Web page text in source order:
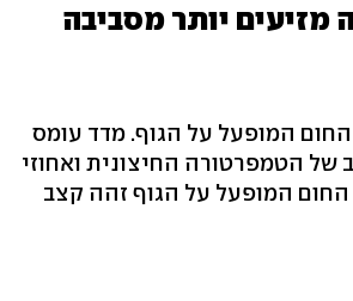
מזיעים יותר מסביבה
המופעל על הגוף. מדד עומס
של הטמפרטורה החיצונית ואחוזי
המופעל על הגוף זהה קצב